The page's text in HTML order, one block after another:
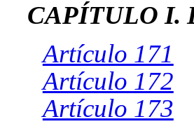
CAPÍTULO I.
Artículo 171
Artículo 172
Artículo 173